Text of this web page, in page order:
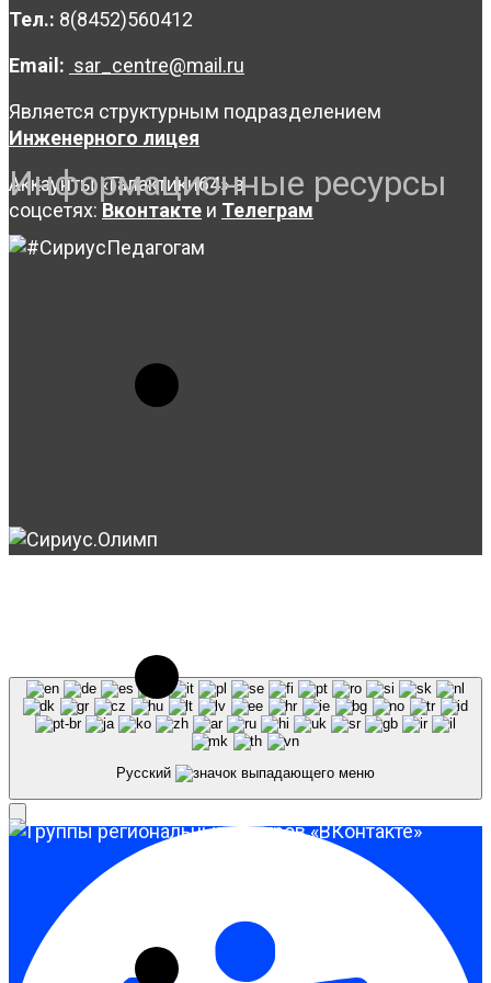
Тел.: 8(8452)560412
Email: sar_centre@mail.ru
Является структурным подразделением
Инженерного лицея
Аккаунты «Галактики64» в
соцсетях: Вконтакте и Телеграм
Информационные ресурсы
Русский